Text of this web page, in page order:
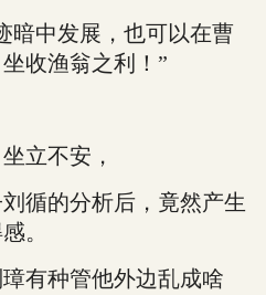
中发展，也可以在曹
收渔翁之利！”
立不安，
的分析后，竟然产生
。
种管他外边乱成啥